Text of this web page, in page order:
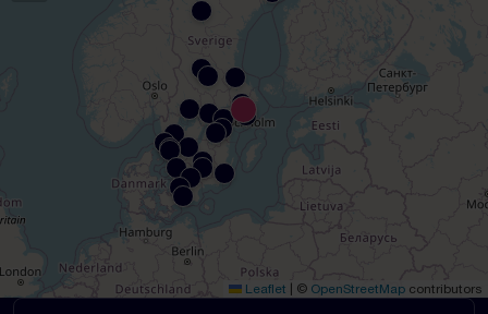
Leaflet © OpenStreetMap contributors